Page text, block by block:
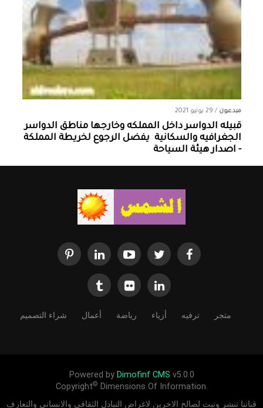
مبدعون / 29 يونيو 2021
قبيله الدواسر داخل المملكه وخارجها ‏مناطق الدواسر
الجغرافيه والسكانية ‏ يفضل الرجوع لخريطة المملكة
- اصدار هيئة السياحة
متجر ترفيه أزياء رياضة أعمال شراء التصميم
Powered by Dimofinf CMS v5.0.0
Copyright© Dimensions Of Information.
قناتنا تنشر وتبث لصالح الاخرين لاغراض التبادل الثقافي والانساني والتعارف